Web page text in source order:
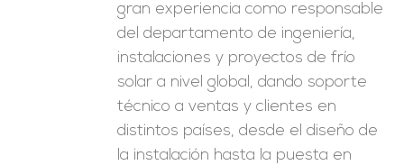
gran experiencia como responsable
del departamento de ingeniería,
instalaciones y proyectos de frío
solar a nivel global, dando soporte
técnico a ventas y clientes en
distintos países, desde el diseño de
la instalación hasta la puesta en